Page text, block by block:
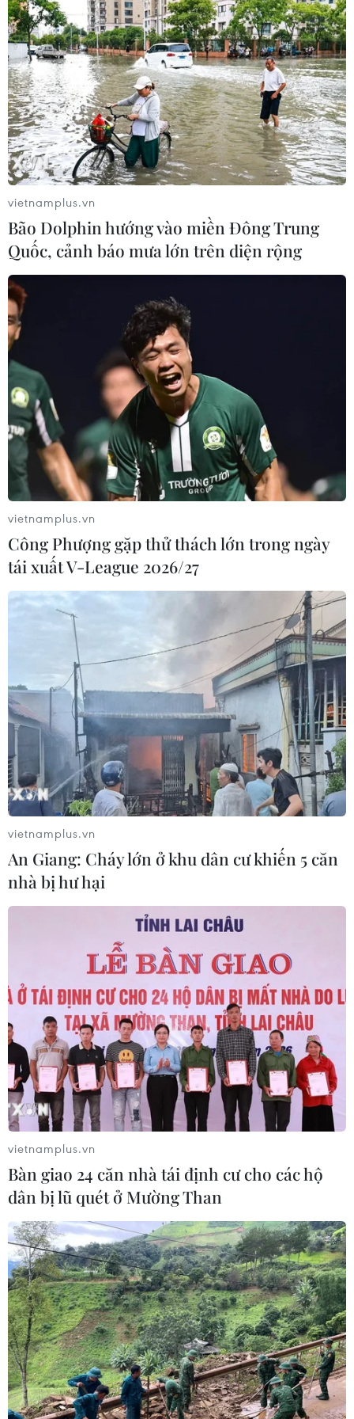
vietnamplus.vn
Bão Dolphin hướng vào miền Đông Trung
Quốc, cảnh báo mưa lớn trên diện rộng
vietnamplus.vn
Công Phượng gặp thử thách lớn trong ngày
tái xuất V-League 2026/27
vietnamplus.vn
An Giang: Cháy lớn ở khu dân cư khiến 5 căn
nhà bị hư hại
vietnamplus.vn
Bàn giao 24 căn nhà tái định cư cho các hộ
dân bị lũ quét ở Mường Than